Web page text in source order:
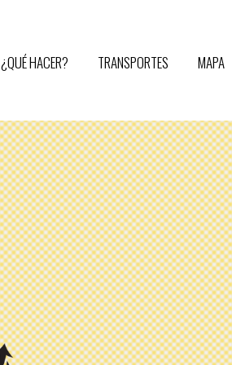
¿QUÉ HACER? TRANSPORTES MAPA